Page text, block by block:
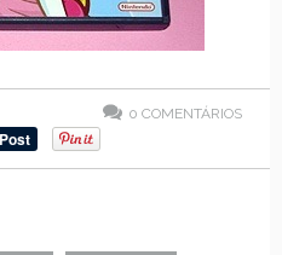
0 COMENTÁRIOS